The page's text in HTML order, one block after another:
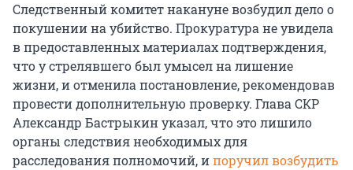
Следственный комитет накануне возбудил дело о
покушении на убийство. Прокуратура не увидела
в предоставленных материалах подтверждения,
что у стрелявшего был умысел на лишение
жизни, и отменила постановление, рекомендовав
провести дополнительную проверку. Глава СКР
Александр Бастрыкин указал, что это лишило
органы следствия необходимых для
расследования полномочий, ипоручил возбудить